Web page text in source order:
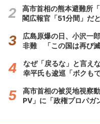
高市首相の熊本避難所
閣広報官「51分間」だ
広島原爆の日、小沢一
非難 「この国は再び滅
なぜ「戻るな」と言え
幸平氏も逡巡「ボクも
高市首相の被災地視察
PV」に「政権プロパガ